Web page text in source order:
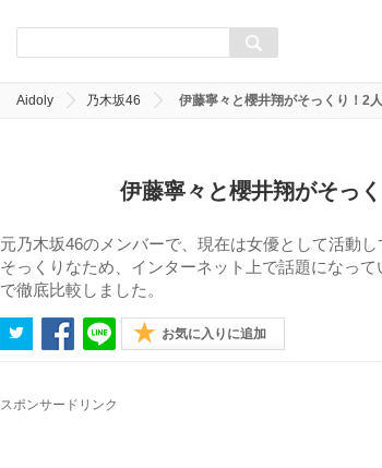
Aidoly 乃木坂46 伊藤寧々と櫻井翔がそっくり！2
伊藤寧々と櫻井翔がそっ
元乃木坂46のメンバーで、現在は女優として活動
そっくりなため、インターネット上で話題になっ
で徹底比較しました。
お気に入りに追加
スポンサードリンク